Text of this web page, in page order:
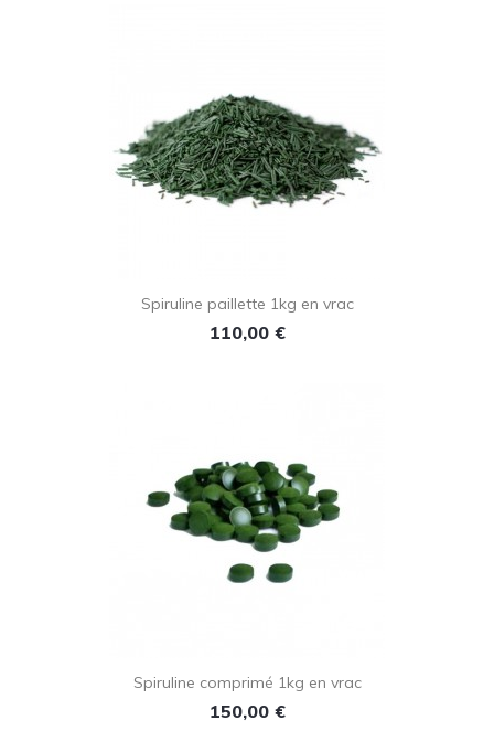
Spiruline paillette 1kg en vrac
Prix
110,00 €
Spiruline comprimé 1kg en vrac
Prix
150,00 €